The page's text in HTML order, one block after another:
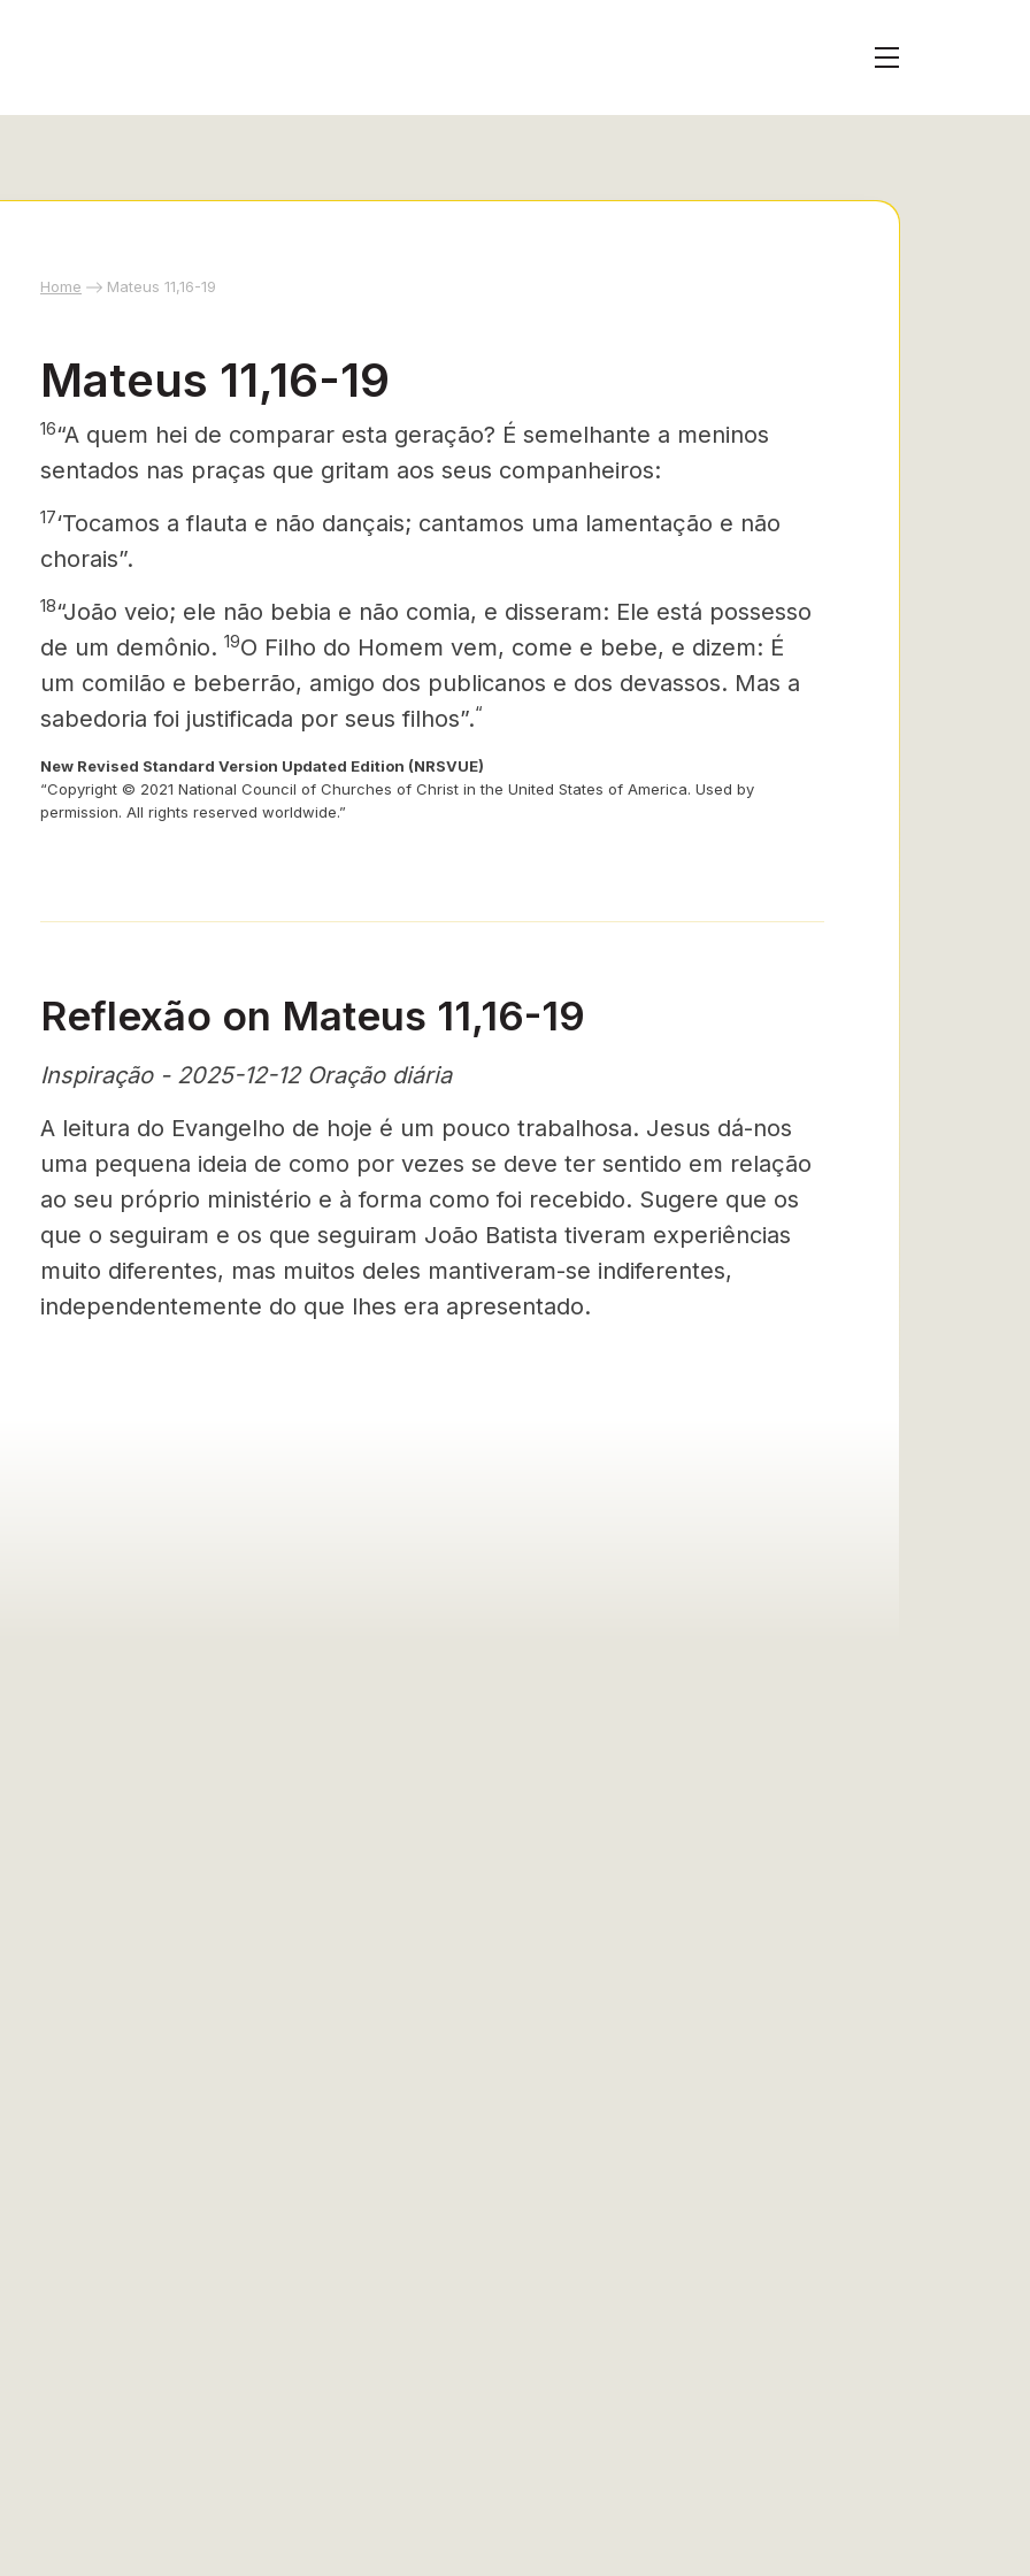
Home Mateus 11,16-19
Mateus 11,16-19
16“A quem hei de comparar esta geração? É semelhante a meninos
sentados nas praças que gritam aos seus companheiros:
17‘Tocamos a flauta e não dançais; cantamos uma lamenta­ção e não
chorais”.
18“João veio; ele não bebia e não comia, e disseram: Ele está possesso
de um demônio. 19O Filho do Homem vem, come e bebe, e dizem: É
um comilão e beberrão, amigo dos publicanos e dos devassos. Mas a
sabedoria foi justificada por seus filhos”.“
New Revised Standard Version Updated Edition (NRSVUE)
“Copyright © 2021 National Council of Churches of Christ in the United States of America. Used by
permission. All rights reserved worldwide.”
Reflexão on Mateus 11,16-19
Inspiração - 2025-12-12 Oração diária
A leitura do Evangelho de hoje é um pouco trabalhosa. Jesus dá-nos
uma pequena ideia de como por vezes se deve ter sentido em relação
ao seu próprio ministério e à forma como foi recebido. Sugere que os
que o seguiram e os que seguiram João Batista tiveram experiências
muito diferentes, mas muitos deles mantiveram-se indiferentes,
independentemente do que lhes era apresentado.